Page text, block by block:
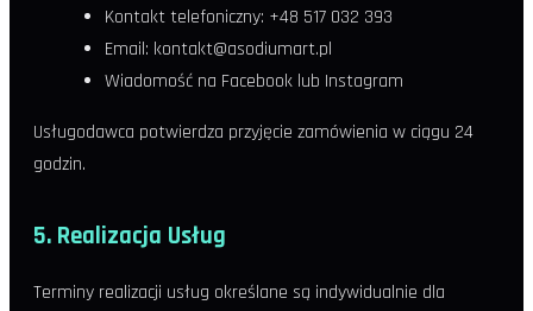
Kontakt telefoniczny: +48 517 032 393
Email: kontakt@asodiumart.pl
Wiadomość na Facebook lub Instagram
Usługodawca potwierdza przyjęcie zamówienia w ciągu 24
godzin.
5. Realizacja Usług
Terminy realizacji usług określane są indywidualnie dla